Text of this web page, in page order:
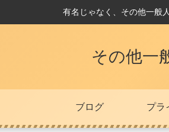
有名じゃなく、その他一般
その他一
ブログ プラ